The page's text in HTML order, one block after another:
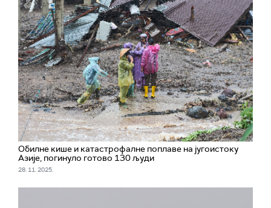
Обилне кише и катастрофалне поплаве на југоистоку
Азије, погинуло готово 130 људи
28. 11. 2025.